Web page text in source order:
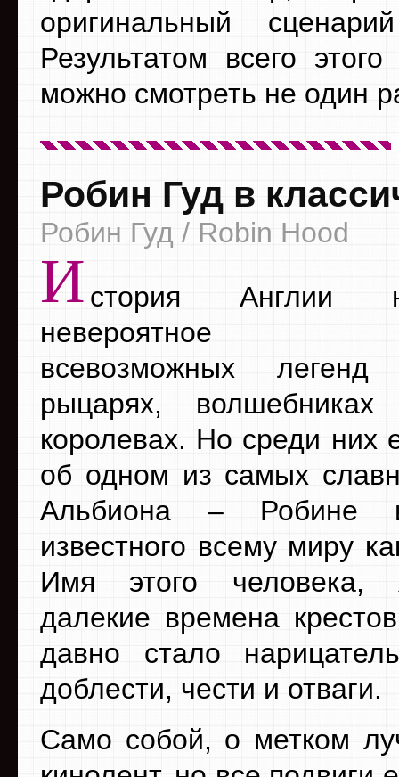
оригинальный
Результатом всего
можно смотреть не один
Робин Гуд в
Робин Гуд / Robin Hood
И стория Англии
невероятное
всевозможных
рыцарях,
королевах. Но среди них
об одном из самых
Альбиона – Робине
известного всему миру
Имя этого человека,
далекие времена
давно стало
доблести, чести и отваги.
Само собой, о метком